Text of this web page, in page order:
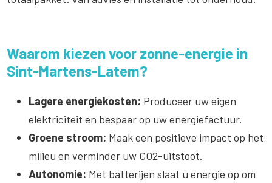
Waarom kiezen voor zonne-energie in
Sint-Martens-Latem?
Lagere energiekosten: Produceer uw eigen
elektriciteit en bespaar op uw energiefactuur.
Groene stroom: Maak een positieve impact op het
milieu en verminder uw CO2-uitstoot.
Autonomie: Met batterijen slaat u energie op om